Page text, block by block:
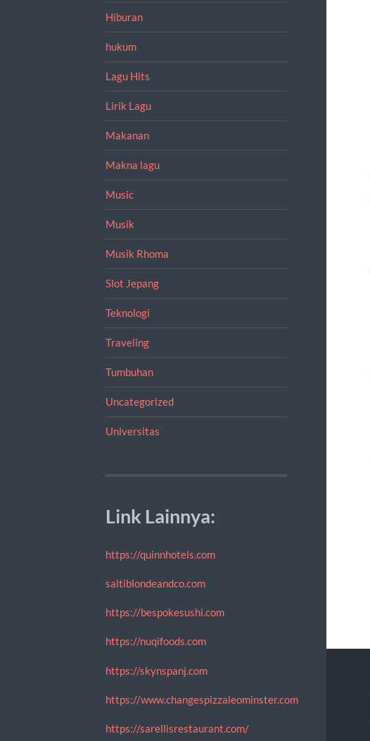
Hiburan
hukum
Lagu Hits
Lirik Lagu
Makanan
Makna lagu
Music
Musik
Musik Rhoma
Slot Jepang
Teknologi
Traveling
Tumbuhan
Uncategorized
Universitas
Link Lainnya:
https://quinnhotels.com
saltiblondeandco.com
https://bespokesushi.com
https://nuqifoods.com
https://skynspanj.com
https://www.changespizzaleominster.com
https://sarellisrestaurant.com/